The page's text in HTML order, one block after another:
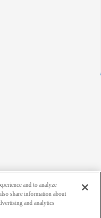
and to analyze
share information about
and analytics